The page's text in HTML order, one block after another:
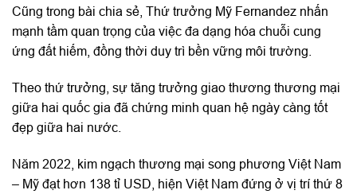
Cũng trong bài chia sẻ, Thứ trưởng Mỹ Fernandez nhấn
mạnh tầm quan trọng của việc đa dạng hóa chuỗi cung
ứng đất hiếm, đồng thời duy trì bền vững môi trường.
Theo thứ trưởng, sự tăng trưởng giao thương thương mại
giữa hai quốc gia đã chứng minh quan hệ ngày càng tốt
đẹp giữa hai nước.
Năm 2022, kim ngạch thương mại song phương Việt Nam
– Mỹ đạt hơn 138 tỉ USD, hiện Việt Nam đứng ở vị trí thứ 8